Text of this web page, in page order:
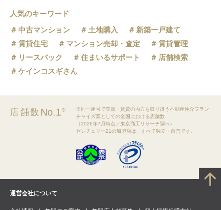
人気のキーワード
中古マンション
土地購入
新築一戸建て
賃貸住宅
マンション売却・査定
賃貸管理
リースバック
住まいるサポート
店舗検索
ケインコスギさん
店舗数 No.1※
※同一屋号で売買・賃貸の両方を取り扱う不動産仲介フラン
チャイズ業としての全国における店舗数
（2026年7月時点／東京商工リサーチ調べ）
センチュリー21の加盟店は、すべて独立・自営です。
運営会社について